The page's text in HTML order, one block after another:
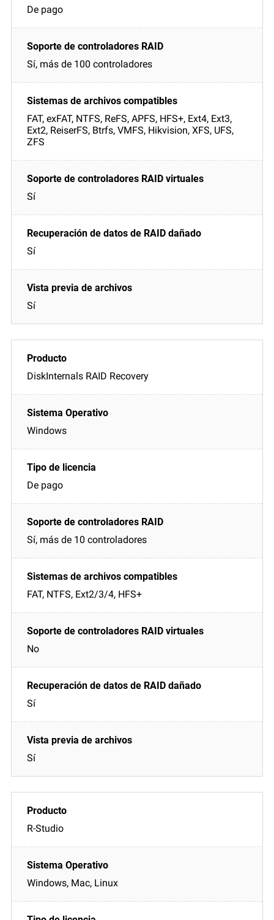
De pago
Sí, más de 100 controladores
FAT, exFAT, NTFS, ReFS, APFS, HFS+, Ext4, Ext3,
Ext2, ReiserFS, Btrfs, VMFS, Hikvision, XFS, UFS,
ZFS
Sí
Sí
Sí
DiskInternals RAID Recovery
Windows
De pago
Sí, más de 10 controladores
FAT, NTFS, Ext2/3/4, HFS+
No
Sí
Sí
R-Studio
Windows, Mac, Linux